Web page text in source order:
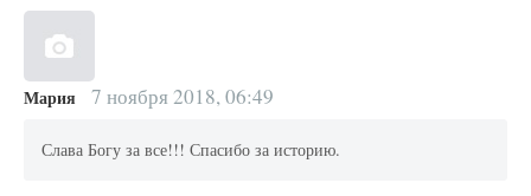
Мария 7 ноября 2018, 06:49
Слава Богу за все!!! Спасибо за историю.